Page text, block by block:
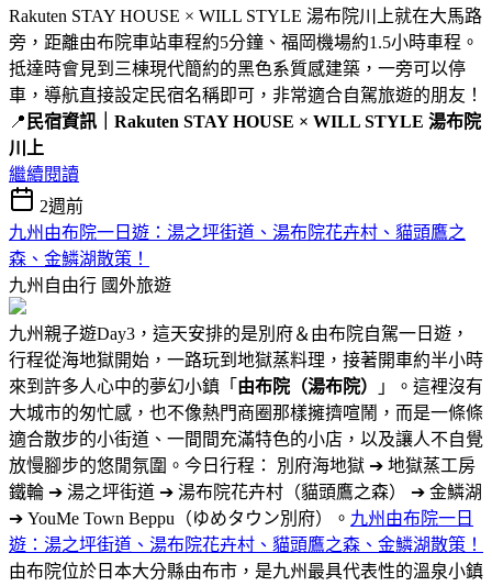
Rakuten STAY HOUSE × WILL STYLE 湯布院川上就在大馬路
旁，距離由布院車站車程約5分鐘、福岡機場約1.5小時車程。
抵達時會見到三棟現代簡約的黑色系質感建築，一旁可以停
車，導航直接設定民宿名稱即可，非常適合自駕旅遊的朋友！
📍 民宿資訊｜Rakuten STAY HOUSE × WILL STYLE 湯布院
川上
繼續閱讀
2週前
九州由布院一日遊：湯之坪街道、湯布院花卉村、貓頭鷹之
森、金鱗湖散策！
九州自由行 國外旅遊
九州親子遊Day3，這天安排的是別府＆由布院自駕一日遊，
行程從海地獄開始，一路玩到地獄蒸料理，接著開車約半小時
來到許多人心中的夢幻小鎮「 由布院（湯布院）
」。這裡沒有
大城市的匆忙感，也不像熱門商圈那樣擁擠喧鬧，而是一條條
適合散步的小街道、一間間充滿特色的小店，以及讓人不自覺
放慢腳步的悠閒氛圍。今日行程： 別府海地獄 ➔ 地獄蒸工房
鐵輪 ➔ 湯之坪街道 ➔ 湯布院花卉村（貓頭鷹之森） ➔ 金鱗湖
➔ YouMe Town Beppu（ゆめタウン別府）。 九州由布院一日
遊：湯之坪街道、湯布院花卉村、貓頭鷹之森、金鱗湖散策！
由布院位於日本大分縣由布市，是九州最具代表性的溫泉小鎮